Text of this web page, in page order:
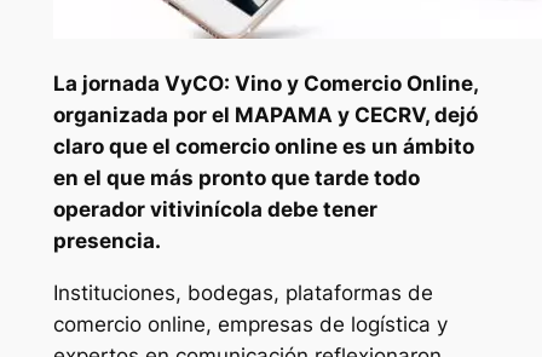
La jornada VyCO: Vino y Comercio Online,
organizada por el MAPAMA y CECRV, dejó
claro que el comercio online es un ámbito
en el que más pronto que tarde todo
operador vitivinícola debe tener
presencia.
Instituciones, bodegas, plataformas de
comercio online, empresas de logística y